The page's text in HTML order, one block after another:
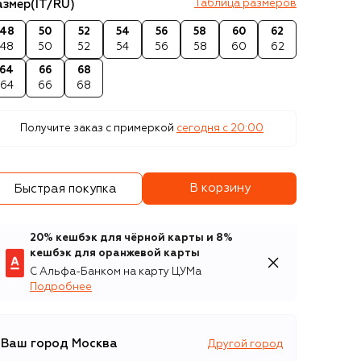
(IT/RU) Таблица размеров
48
50
50
52
52
54
54
56
56
58
58
60
60
62
62
64
64
66
66
68
68
Получите заказ с примеркой сегодня c 20:00
Быстрая покупка В корзину
20% кешбэк для чёрной карты и 8%
кешбэк для оранжевой карты
С Альфа-Банком на карту ЦУМа
Подробнее
Ваш город Москва Другой город